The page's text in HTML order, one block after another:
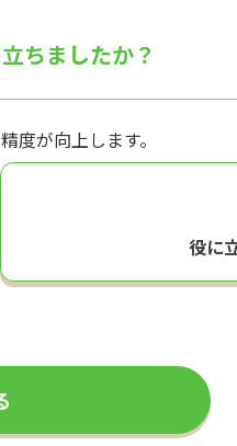
ちましたか？
度が向上します。
役に